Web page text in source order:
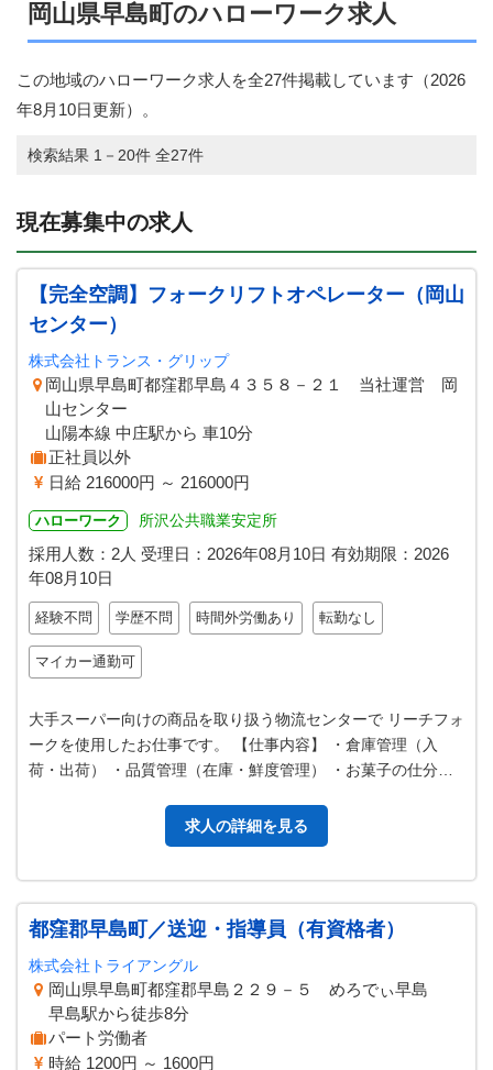
岡山県早島町のハローワーク求人
この地域のハローワーク求人を全27件掲載しています（2026
年8月10日更新）。
検索結果 1－20件 全27件
現在募集中の求人
【完全空調】フォークリフトオペレーター（岡山
センター）
株式会社トランス・グリップ
岡山県早島町都窪郡早島４３５８－２１ 当社運営 岡
山センター
山陽本線 中庄駅から 車10分
正社員以外
日給 216000円 ～ 216000円
ハローワーク 所沢公共職業安定所
採用人数：2人 受理日： 2026年08月10日 有効期限： 2026
年08月10日
経験不問 学歴不問 時間外労働あり 転勤なし
マイカー通勤可
大手スーパー向けの商品を取り扱う物流センターで リーチフォ
ークを使用したお仕事です。 【仕事内容】 ・倉庫管理（入
荷・出荷） ・品質管理（在庫・鮮度管理） ・お菓子の仕分け
求人の詳細を見る
都窪郡早島町／送迎・指導員（有資格者）
株式会社トライアングル
岡山県早島町都窪郡早島２２９－５ めろでぃ早島
早島駅から徒歩8分
パート労働者
時給 1200円 ～ 1600円